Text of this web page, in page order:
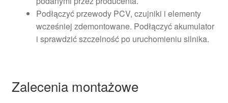
Podłączyć przewody PCV, czujniki i elementy
wcześniej zdemontowane. Podłączyć akumulator
i sprawdzić szczelność po uruchomieniu silnika.
Zalecenia montażowe